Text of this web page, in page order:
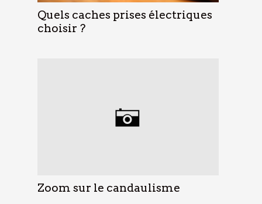
Quels caches prises électriques
choisir ?
Zoom sur le candaulisme